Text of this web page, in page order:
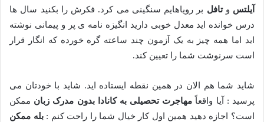
آیلتس وتافل بر رویاهایم سنگینی می کرد. فکرش را بکنید سال ها
درس خوانده اید معدل خوبی دارید انگیزه نامه ی پر و پیمانی نوشته
اید اما همه چیز به یک آزمون چند ساعته گره خورده که انگار قرار
است سرنوشت شما را تعیین کند.
شاید شما هم الان در همین نقطه ایستاده اید. شاید با خودتان می
پرسید : آیا واقعاً مهاجرت تحصیلی به کانادا بدون مدرک زبان ممکن
است؟ اجازه دهید همین اول کار خیال شما را راحت کنم :بله ممکن